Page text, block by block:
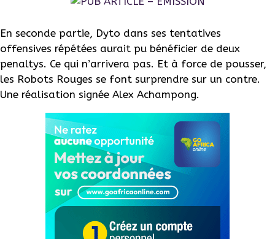
En seconde partie, Dyto dans ses tentatives
offensives répétées aurait pu bénéficier de deux
penaltys. Ce qui n’arrivera pas. Et à force de pousser,
les Robots Rouges se font surprendre sur un contre.
Une réalisation signée Alex Achampong.